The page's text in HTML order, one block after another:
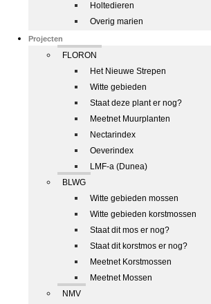
Holtedieren
Overig marien
Projecten
FLORON
Het Nieuwe Strepen
Witte gebieden
Staat deze plant er nog?
Meetnet Muurplanten
Nectarindex
Oeverindex
LMF-a (Dunea)
BLWG
Witte gebieden mossen
Witte gebieden korstmossen
Staat dit mos er nog?
Staat dit korstmos er nog?
Meetnet Korstmossen
Meetnet Mossen
NMV